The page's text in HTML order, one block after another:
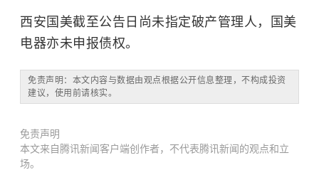
西安国美截至公告日尚未指定破产管理人，国美
电器亦未申报债权。
免责声明：本文内容与数据由观点根据公开信息整理，不构成投资
建议，使用前请核实。
免责声明
本文来自腾讯新闻客户端创作者，不代表腾讯新闻的观点和立
场。